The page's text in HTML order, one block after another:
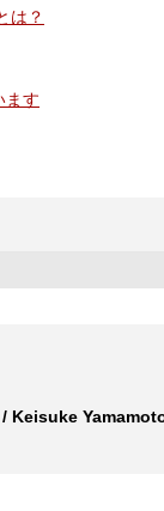
は？
ます
/ Keisuke